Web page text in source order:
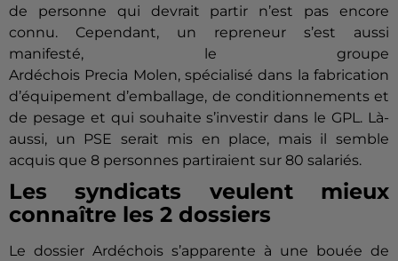
de personne qui devrait partir n’est pas encore
connu. Cependant, un repreneur s’est aussi
manifesté, le groupe
Ardéchois Precia Molen,spécialisé dans la fabrication
d’équipement d’emballage, de conditionnements et
de pesage et qui souhaite s’investir dans le GPL. Là-
aussi, un PSE serait mis en place, mais il semble
acquis que 8 personnes partiraient sur 80 salariés.
Les syndicats veulent mieux
connaître les 2 dossiers
Le dossier Ardéchois s’apparente à une bouée de